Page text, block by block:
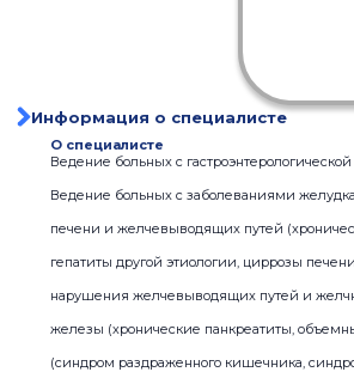
Информация о специалисте
О специалисте
Ведение больных с
Ведение больных с заболеваниями
печени и желчевыводящих путей
гепатиты другой этиологии, циррозы
нарушения желчевыводящих путей и
железы (хронические панкреатиты,
(синдром раздраженного кишечника,